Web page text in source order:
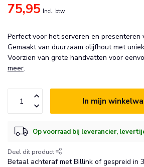
75,95 Incl. btw
Perfect voor het serveren en presenteren
Gemaakt van duurzaam olijfhout met
Voorzien van grote handvatten voor
meer.
In mijn
Op voorraad bij leverancier,
Deel dit product
Betaal achteraf met Billink of gespreid in